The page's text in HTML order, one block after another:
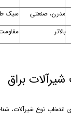
مدرن، صنعتی
سبک
بالاتر
براق
انتخاب نوع شیرآلات،